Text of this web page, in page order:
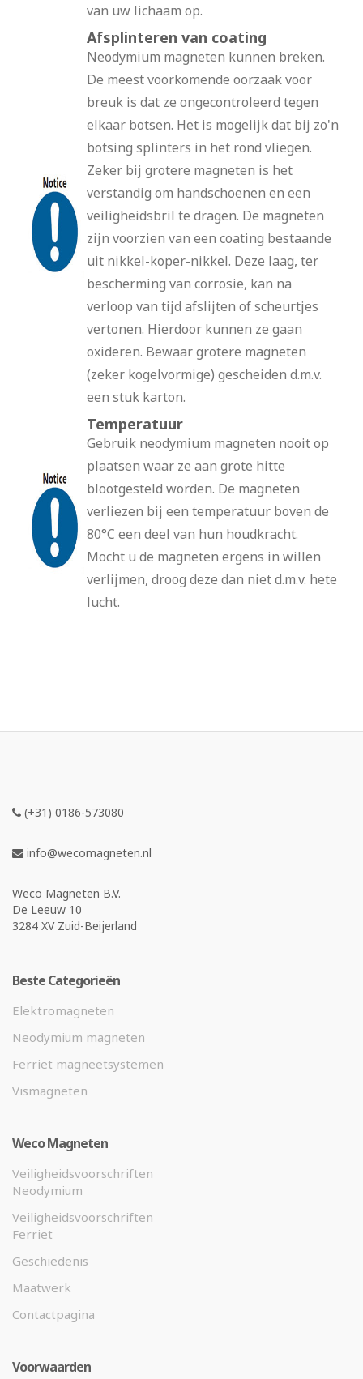
van uw lichaam op.
Afsplinteren van coating
Neodymium magneten kunnen breken.
De meest voorkomende oorzaak voor
breuk is dat ze ongecontroleerd tegen
elkaar botsen. Het is mogelijk dat bij zo'n
botsing splinters in het rond vliegen.
Zeker bij grotere magneten is het
verstandig om handschoenen en een
veiligheidsbril te dragen. De magneten
zijn voorzien van een coating bestaande
uit nikkel-koper-nikkel. Deze laag, ter
bescherming van corrosie, kan na
verloop van tijd afslijten of scheurtjes
vertonen. Hierdoor kunnen ze gaan
oxideren. Bewaar grotere magneten
(zeker kogelvormige) gescheiden d.m.v.
een stuk karton.
Temperatuur
Gebruik neodymium magneten nooit op
plaatsen waar ze aan grote hitte
blootgesteld worden. De magneten
verliezen bij een temperatuur boven de
80°C een deel van hun houdkracht.
Mocht u de magneten ergens in willen
verlijmen, droog deze dan niet d.m.v. hete
lucht.
(+31) 0186-573080
info@wecomagneten.nl
Weco Magneten B.V.
De Leeuw 10
3284 XV Zuid-Beijerland
Beste Categorieën
Elektromagneten
Neodymium magneten
Ferriet magneetsystemen
Vismagneten
Weco Magneten
Veiligheidsvoorschriften
Neodymium
Veiligheidsvoorschriften
Ferriet
Geschiedenis
Maatwerk
Contactpagina
Voorwaarden